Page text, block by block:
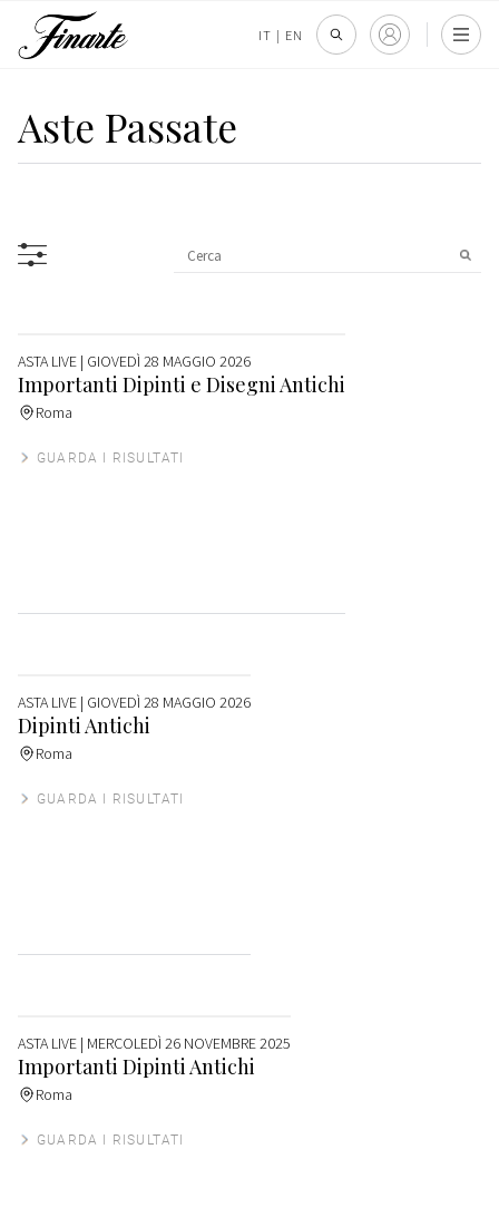
IT | EN
Aste Passate
ASTA LIVE | GIOVEDÌ 28 MAGGIO 2026
Importanti Dipinti e Disegni Antichi
Roma
GUARDA I RISULTATI
ASTA LIVE | GIOVEDÌ 28 MAGGIO 2026
Dipinti Antichi
Roma
GUARDA I RISULTATI
ASTA LIVE | MERCOLEDÌ 26 NOVEMBRE 2025
Importanti Dipinti Antichi
Roma
GUARDA I RISULTATI